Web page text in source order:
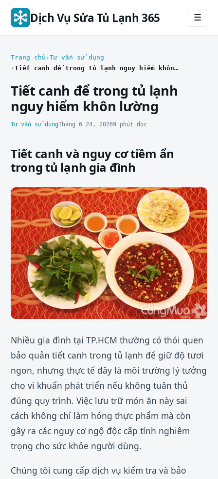
Dịch Vụ Sửa Tủ Lạnh 365 ☰
Trang chủ Tư vấn sử dụng
Tiết canh để trong tủ lạnh nguy hiểm khôn lường
Tiết canh để trong tủ lạnh
nguy hiểm khôn lường
Tư vấn sử dụngTháng 6 24, 20269 phút đọc
Tiết canh và nguy cơ tiềm ẩn
trong tủ lạnh gia đình
Nhiều gia đình tại TP.HCM thường có thói quen
bảo quản tiết canh trong tủ lạnh để giữ độ tươi
ngon, nhưng thực tế đây là môi trường lý tưởng
cho vi khuẩn phát triển nếu không tuân thủ
đúng quy trình. Việc lưu trữ món ăn này sai
cách không chỉ làm hỏng thực phẩm mà còn
gây ra các nguy cơ ngộ độc cấp tính nghiêm
trọng cho sức khỏe người dùng.
Chúng tôi cung cấp dịch vụ kiểm tra và bảo